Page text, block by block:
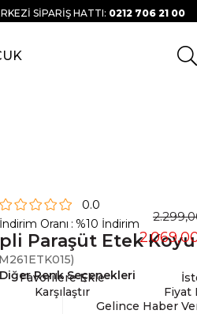
SİPARİŞ HATTI: 0212 706 21 00
Paraşüt Etek
0.0
İndirim Oranı : %10 İndirim
Diğer Renk Seçenekleri
Favorilere Ekle
Karşılaştır
Fiyat
Gelince Haber